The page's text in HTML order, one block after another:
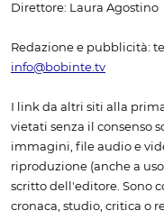
Direttore: Laura Agostino
Redazione e pubblicità:
info@bobinte.tv
I link da altri siti alla
vietati senza il consenso
immagini, file audio e
riproduzione (anche a
scritto dell'editore. Sono
cronaca, studio, critica o